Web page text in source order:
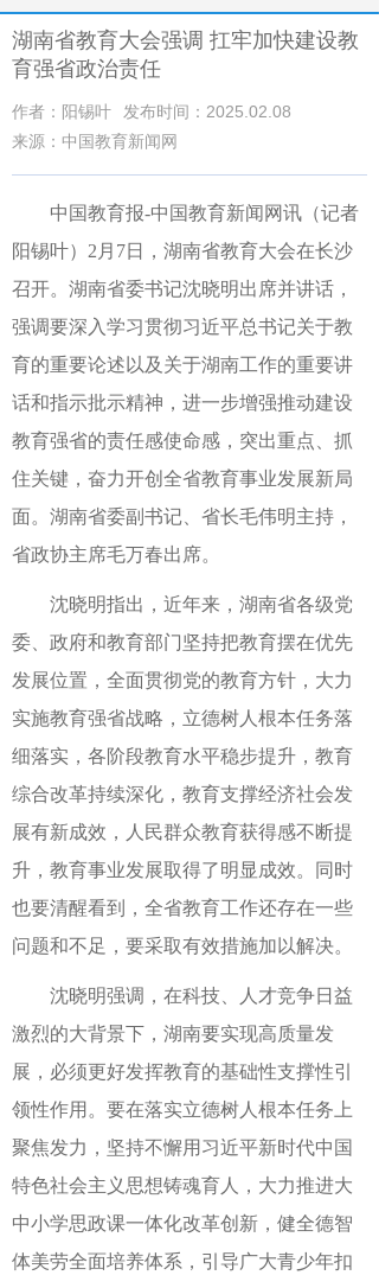
湖南省教育大会强调 扛牢加快建设教
育强省政治责任
作者：阳锡叶
发布时间：2025.02.08
来源：中国教育新闻网
中国教育报-中国教育新闻网讯（记者
阳锡叶）2月7日，湖南省教育大会在长沙
召开。湖南省委书记沈晓明出席并讲话，
强调要深入学习贯彻习近平总书记关于教
育的重要论述以及关于湖南工作的重要讲
话和指示批示精神，进一步增强推动建设
教育强省的责任感使命感，突出重点、抓
住关键，奋力开创全省教育事业发展新局
面。湖南省委副书记、省长毛伟明主持，
省政协主席毛万春出席。
沈晓明指出，近年来，湖南省各级党
委、政府和教育部门坚持把教育摆在优先
发展位置，全面贯彻党的教育方针，大力
实施教育强省战略，立德树人根本任务落
细落实，各阶段教育水平稳步提升，教育
综合改革持续深化，教育支撑经济社会发
展有新成效，人民群众教育获得感不断提
升，教育事业发展取得了明显成效。同时
也要清醒看到，全省教育工作还存在一些
问题和不足，要采取有效措施加以解决。
沈晓明强调，在科技、人才竞争日益
激烈的大背景下，湖南要实现高质量发
展，必须更好发挥教育的基础性支撑性引
领性作用。要在落实立德树人根本任务上
聚焦发力，坚持不懈用习近平新时代中国
特色社会主义思想铸魂育人，大力推进大
中小学思政课一体化改革创新，健全德智
体美劳全面培养体系，引导广大青少年扣